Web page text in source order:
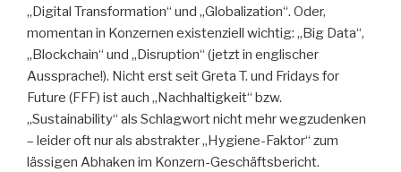
„Digital Transformation“ und „Globalization“. Oder,
momentan in Konzernen existenziell wichtig: „Big Data“,
„Blockchain“ und „Disruption“ (jetzt in englischer
Aussprache!). Nicht erst seit Greta T. und Fridays for
Future (FFF) ist auch „Nachhaltigkeit“ bzw.
„Sustainability“ als Schlagwort nicht mehr wegzudenken
– leider oft nur als abstrakter „Hygiene-Faktor“ zum
lässigen Abhaken im Konzern-Geschäftsbericht.